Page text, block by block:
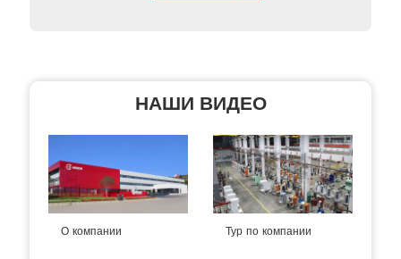
НАШИ ВИДЕО
О компании Тур по компании